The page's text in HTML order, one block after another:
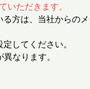
ただきます。
方は、当社からの
してください。
なります。